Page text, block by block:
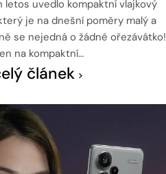
letos uvedlo kompaktní vlajkový
je na dnešní poměry malý a
se nejedná o žádné ořezávátko!
na kompaktní…
článek